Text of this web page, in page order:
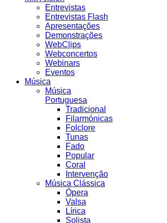
Entrevistas
Entrevistas Flash
Apresentações
Demonstrações
WebClips
Webconcertos
Webinars
Eventos
Música
Música
Portuguesa
Tradicional
Filarmónicas
Folclore
Tunas
Fado
Popular
Coral
Intervenção
Música Clássica
Ópera
Valsa
Lírica
Solista